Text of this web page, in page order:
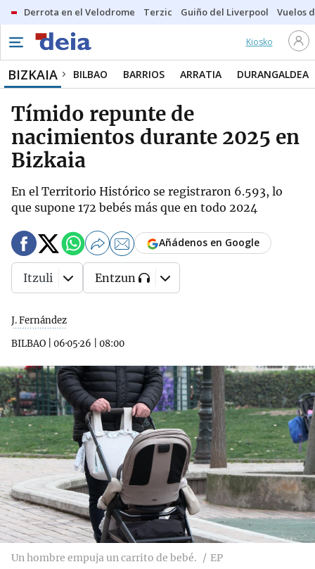
Derrota en el Velodrome Terzic Guiño del Liverpool Vuelos
Kiosko
BIZKAIA BILBAO BARRIOS ARRATIA DURANGALDEA
Tímido repunte de
nacimientos durante 2025 en
Bizkaia
En el Territorio Histórico se registraron 6.593, lo
que supone 172 bebés más que en todo 2024
J. Fernández
BILBAO
06·05·26 08:00
Añádenos en Google
Itzuli Entzun
Un hombre empuja un carrito de bebé. EP